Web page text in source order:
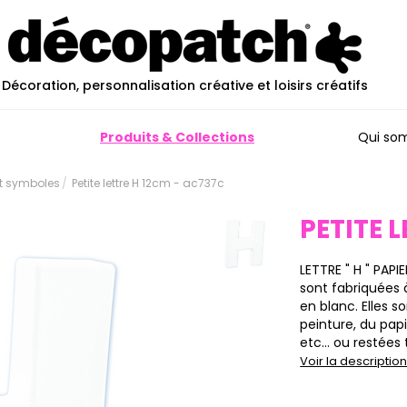
Décoration, personnalisation créative et loisirs créatifs
Produits & Collections Qui
symboles Petite lettre H 12cm - ac737c
PETITE
LETTRE " H "
sont fabriquées
en blanc. Elles
peinture, du
etc… ou restées
Voir la